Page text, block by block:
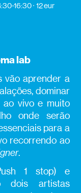
16:30 12 eur
lab
vão aprender a
dominar
ao vivo e muito
onde serão
para a
recorrendo ao
.
1 stop) e
dois artistas